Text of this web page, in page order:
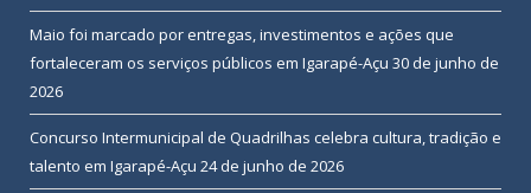
Maio foi marcado por entregas, investimentos e ações que
fortaleceram os serviços públicos em Igarapé-Açu 30 de junho de
2026
Concurso Intermunicipal de Quadrilhas celebra cultura, tradição e
talento em Igarapé-Açu 24 de junho de 2026